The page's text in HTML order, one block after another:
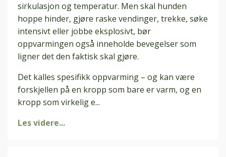
sirkulasjon og temperatur. Men skal hunden
hoppe hinder, gjøre raske vendinger, trekke, søke
intensivt eller jobbe eksplosivt, bør
oppvarmingen også inneholde bevegelser som
ligner det den faktisk skal gjøre.
Det kalles spesifikk oppvarming – og kan være
forskjellen på en kropp som bare er varm, og en
kropp som virkelig e...
Les videre...